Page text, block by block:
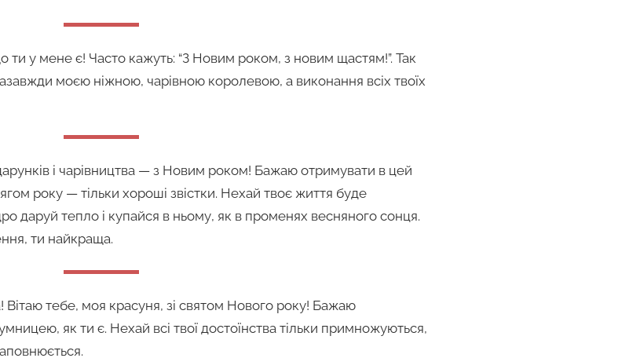
ти у мене є! Часто кажуть: “З Новим роком, з новим щастям!”. Так
моєю ніжною, чарівною королевою, а виконання всіх твоїх
і чарівництва — з Новим роком! Бажаю отримувати в цей
року — тільки хороші звістки. Нехай твоє життя буде
даруй тепло і купайся в ньому, як в променях весняного сонця.
ти найкраща.
Вітаю тебе, моя красуня, зі святом Нового року! Бажаю
як ти є. Нехай всі твої достоїнства тільки примножуються,